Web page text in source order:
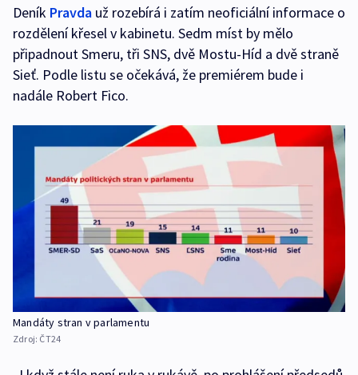
Deník Pravda už rozebírá i zatím neoficiální informace o
rozdělení křesel v kabinetu. Sedm míst by mělo
připadnout Smeru, tři SNS, dvě Mostu-Híd a dvě straně
Sieť. Podle listu se očekává, že premiérem bude i
nadále Robert Fico.
Mandáty stran v parlamentu
Zdroj: ČT24